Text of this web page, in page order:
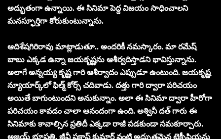
అద్భుతంగా ఉన్నాయి. ఈ సినిమా పెద్ద విజయం సాధించాలని
మనస్ఫూర్తిగా కోరుకుంటున్నాను.
ఆదిశేషగిరిరావు మాట్లాడుతూ.. అందరికీ నమస్కారం. మా రమేష్
బాబు ఎక్కడ ఉన్నా జయకృష్ణను ఆశీర్వదిస్తాడని భావిస్తున్నాను.
అలాగే అన్నయ్య కృష్ణ గారి ఆశీర్వాదం ఎప్పుడూ ఉంటుంది. జయకృష్ణ
న్యూయార్క్‌లో ఫిల్మ్ కోర్స్ చదివాడు. దత్తు గారి ద్వారా పరిచయం
అయితే బాగుంటుందని అనుకున్నాం. అలా ఈ సినిమా ద్వారా హీరోగా
పరిచయం కావడం చాలా ఆనందంగా ఉంది. అశ్వినీ దత్ గారు ఈ
సినిమాకు కావాల్సిన ప్రతిదీ ఎక్కడా రాజీ పడకుండా సమకూర్చారు.
అజయ్ భూపతి, జీవీ ప్రకాష్ కుమార్ వంటి అద్భుతమైన టెక్నీషియన్లు